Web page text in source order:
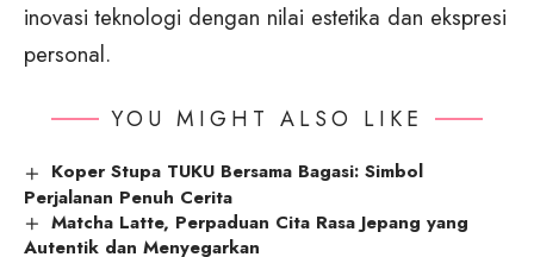
inovasi teknologi dengan nilai estetika dan ekspresi
personal.
YOU MIGHT ALSO LIKE
Koper Stupa TUKU Bersama Bagasi: Simbol
Perjalanan Penuh Cerita
Matcha Latte, Perpaduan Cita Rasa Jepang yang
Autentik dan Menyegarkan